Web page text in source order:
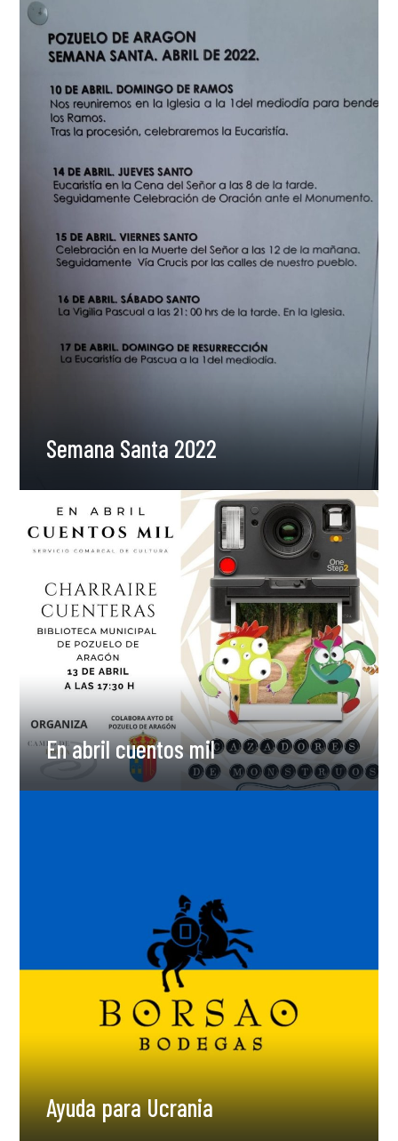
Semana Santa 2022
En abril cuentos mil
Ayuda para Ucrania